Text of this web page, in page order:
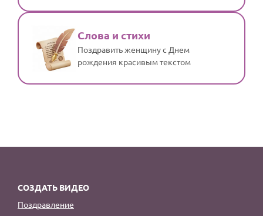
Слова и стихи
Поздравить женщину с Днем
рождения красивым текстом
СОЗДАТЬ ВИДЕО
Поздравление